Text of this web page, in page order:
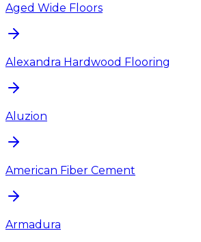
Aged Wide Floors
Alexandra Hardwood Flooring
Aluzion
American Fiber Cement
Armadura